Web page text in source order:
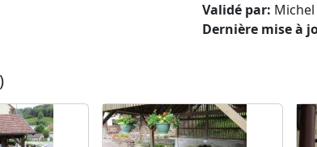
Validé par: Michel
Dernière mise à